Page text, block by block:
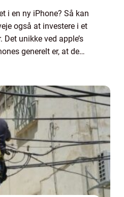
i en ny iPhone? Så kan
også at investere i et
unikke ved apple’s
generelt er, at de